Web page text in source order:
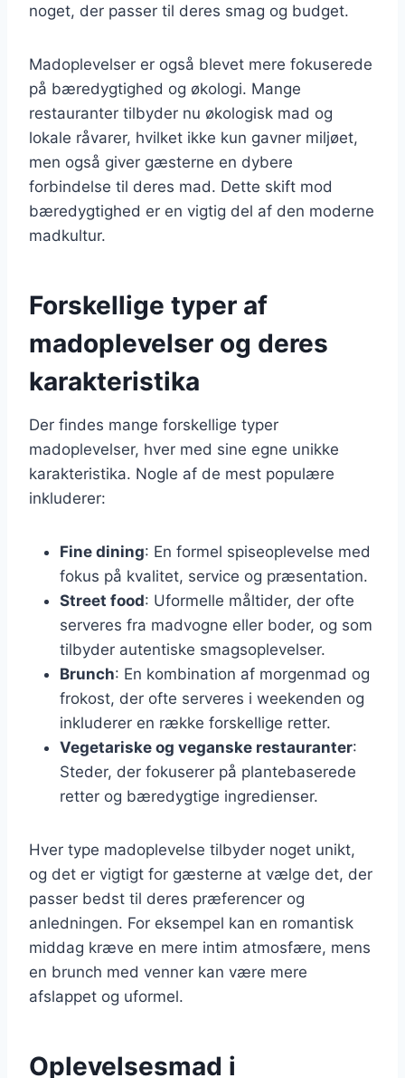
noget, der passer til deres smag og budget.
Madoplevelser er også blevet mere fokuserede
på bæredygtighed og økologi. Mange
restauranter tilbyder nu økologisk mad og
lokale råvarer, hvilket ikke kun gavner miljøet,
men også giver gæsterne en dybere
forbindelse til deres mad. Dette skift mod
bæredygtighed er en vigtig del af den moderne
madkultur.
Forskellige typer af
madoplevelser og deres
karakteristika
Der findes mange forskellige typer
madoplevelser, hver med sine egne unikke
karakteristika. Nogle af de mest populære
inkluderer:
Fine dining: En formel spiseoplevelse med
fokus på kvalitet, service og præsentation.
Street food: Uformelle måltider, der ofte
serveres fra madvogne eller boder, og som
tilbyder autentiske smagsoplevelser.
Brunch: En kombination af morgenmad og
frokost, der ofte serveres i weekenden og
inkluderer en række forskellige retter.
Vegetariske og veganske restauranter:
Steder, der fokuserer på plantebaserede
retter og bæredygtige ingredienser.
Hver type madoplevelse tilbyder noget unikt,
og det er vigtigt for gæsterne at vælge det, der
passer bedst til deres præferencer og
anledningen. For eksempel kan en romantisk
middag kræve en mere intim atmosfære, mens
en brunch med venner kan være mere
afslappet og uformel.
Oplevelsesmad i